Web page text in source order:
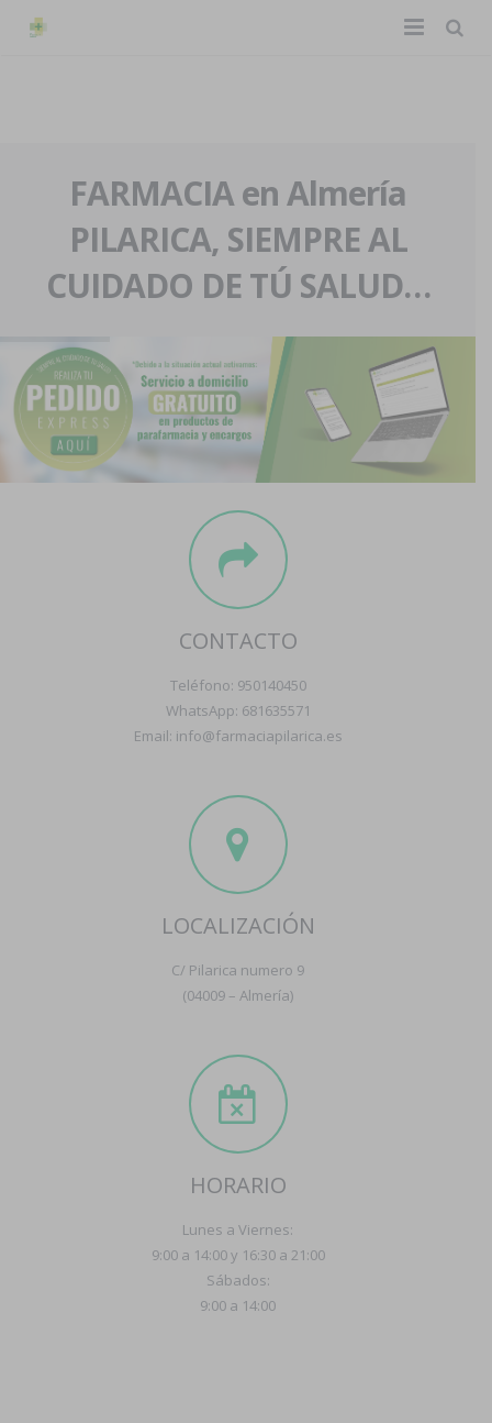
La farmacia
Nuestra historia
Nuestro equipo
Eventos
Servicios y reservas
Pedidos express
Blog
Contacto
Boletín
FARMACIA en Almería
PILARICA, SIEMPRE AL
CUIDADO DE TÚ SALUD…
CONTACTO
Teléfono: 950140450
WhatsApp: 681635571
Email: info@farmaciapilarica.es
LOCALIZACIÓN
C/ Pilarica numero 9
(04009 – Almería)
HORARIO
Lunes a Viernes:
9:00 a 14:00 y 16:30 a 21:00
Sábados:
9:00 a 14:00